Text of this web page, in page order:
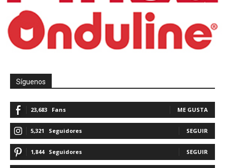
Síguenos
23,683 Fans ME GUSTA
5,321 Seguidores SEGUIR
1,844 Seguidores SEGUIR